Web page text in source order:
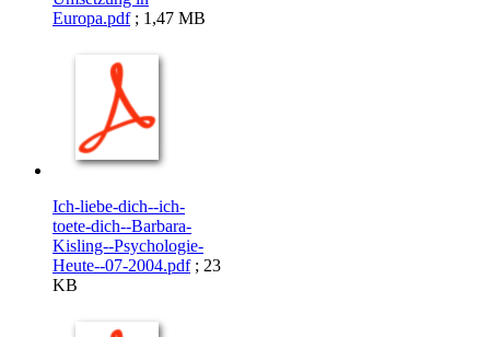
Europa.pdf; 1,47 MB
Ich-liebe-dich--ich-
toete-dich--Barbara-
Kisling--Psychologie-
Heute--07-2004.pdf; 23
KB